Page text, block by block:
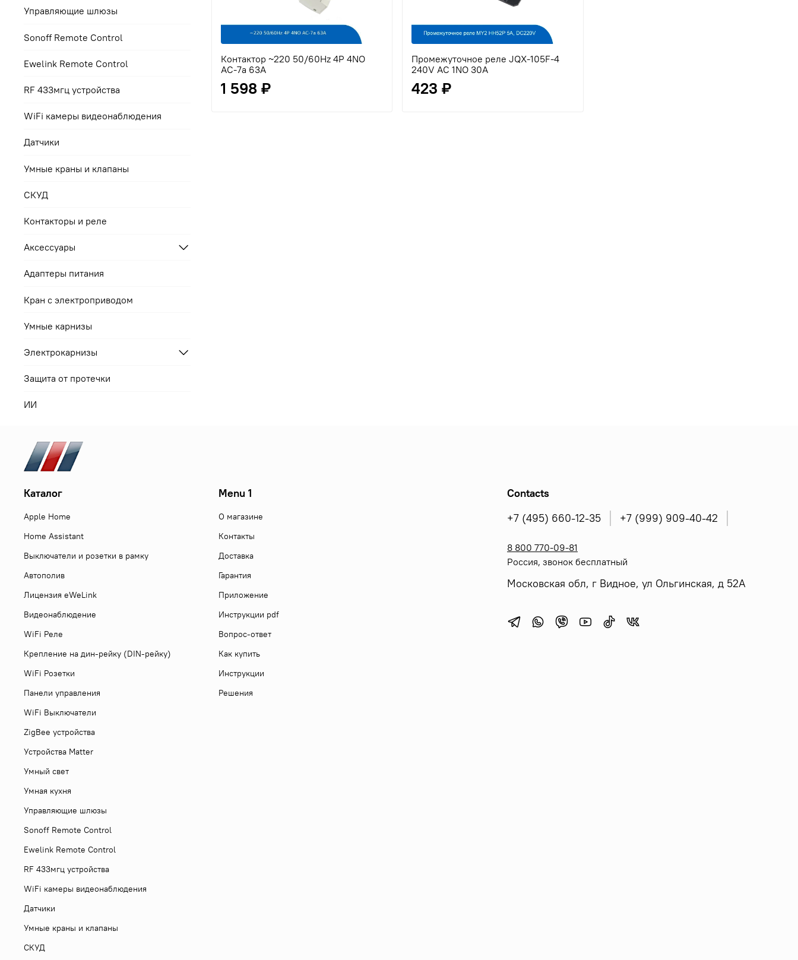
Контактор ~220 50/60Hz 4P 4NO
AC-7a 63A
1 598 ₽
Промежуточное реле JQX-105F-4
240V AC 1NO 30A
423 ₽
Управляющие шлюзы
Sonoff Remote Control
Ewelink Remote Control
RF 433мгц устройства
WiFi камеры видеонаблюдения
Датчики
Умные краны и клапаны
СКУД
Контакторы и реле
Аксессуары
Адаптеры питания
Кран с электроприводом
Умные карнизы
Электрокарнизы
Защита от протечки
ИИ
Каталог
Apple Home
Home Assistant
Выключатели и розетки в рамку
Автополив
Лицензия eWeLink
Видеонаблюдение
WiFi Реле
Крепление на дин-рейку (DIN-рейку)
WiFi Розетки
Панели управления
WiFi Выключатели
ZigBee устройства
Устройства Matter
Умный свет
Умная кухня
Управляющие шлюзы
Sonoff Remote Control
Ewelink Remote Control
RF 433мгц устройства
WiFi камеры видеонаблюдения
Датчики
Умные краны и клапаны
СКУД
Menu 1
О магазине
Контакты
Доставка
Гарантия
Приложение
Инструкции pdf
Вопрос-ответ
Как купить
Инструкции
Решения
Contacts
+7 (495) 660-12-35
+7 (999) 909-40-42
8 800 770-09-81
Россия, звонок бесплатный
Московская обл, г Видное, ул Ольгинская, д 52А